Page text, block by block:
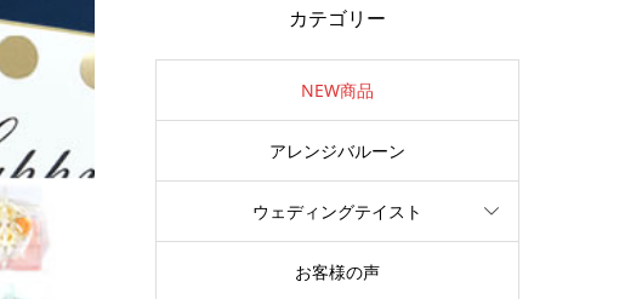
カテゴリー
NEW商品
アレンジバルーン
ウェディングテイスト
お客様の声